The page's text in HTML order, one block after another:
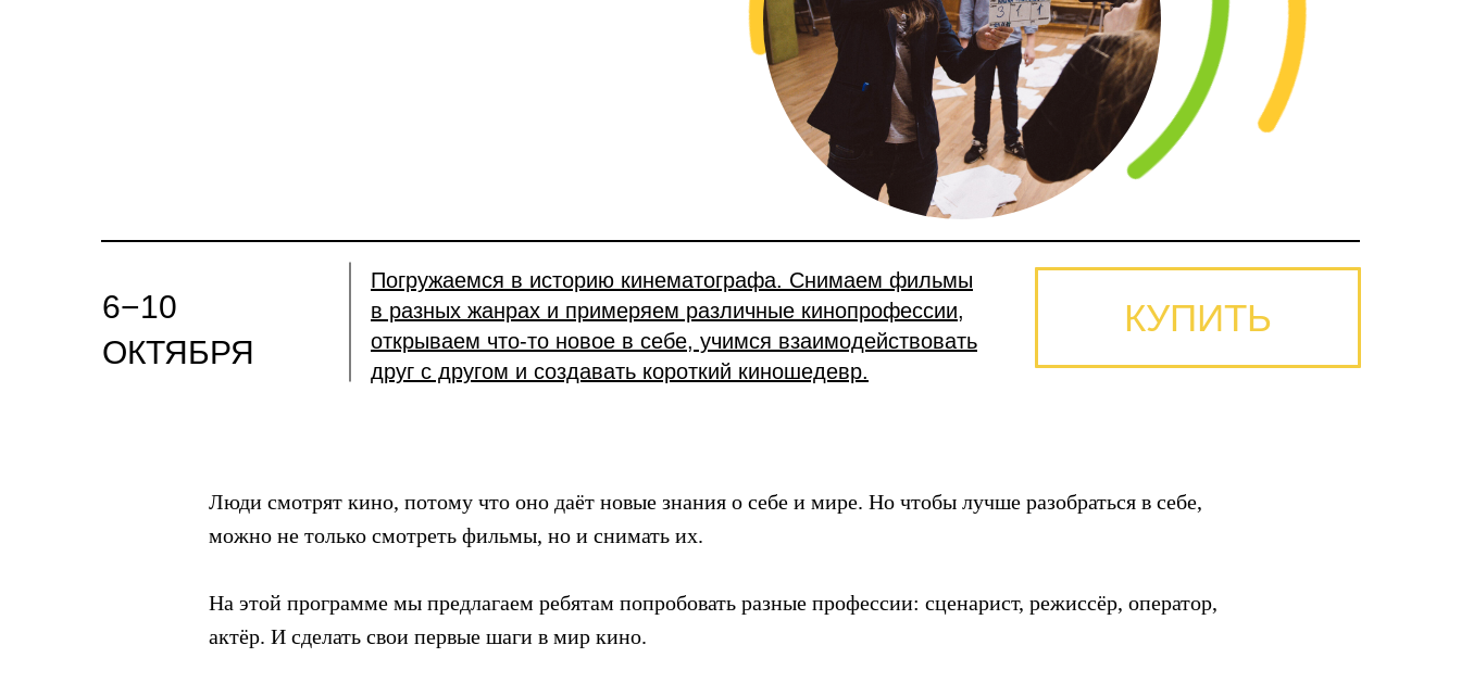
Погружаемся в историю кинематографа. Снимаем фильмы
в разных жанрах и примеряем различные кинопрофессии,
открываем что-то новое в себе, учимся взаимодействовать
друг с другом и создавать короткий киношедевр.
6−10
ОКТЯБРЯ
КУПИТЬ
Люди смотрят кино, потому что оно даёт новые знания о себе и мире. Но чтобы лучше разобраться в себе,
можно не только смотреть фильмы, но и снимать их.
На этой программе мы предлагаем ребятам попробовать разные профессии: сценарист, режиссёр, оператор,
актёр. И сделать свои первые шаги в мир кино.